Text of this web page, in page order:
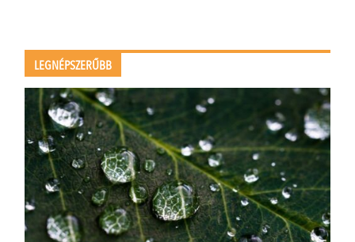
LEGNÉPSZERŰBB